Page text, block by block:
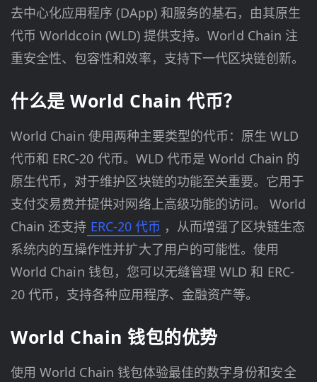
去中心化应用程序 (DApp) 和服务的基石，由其原生
代币 Worldcoin (WLD) 提供支持。World Chain 注
重安全性、包容性和效率，支持下一代区块链创新。
什么是 World Chain 代币？
World Chain 使用两种主要类型的代币：原生 WLD
代币和 ERC-20 代币。WLD 代币是 World Chain 的
原生代币，对于维护区块链的功能至关重要。它用于
支付交易费并提供对网络上高级功能的访问。 World
Chain 还支持 ERC-20 代币 ，从而增强了区块链生态
系统内的互操作性并扩大了用户的可能性。使用
World Chain 钱包，您可以无缝管理 WLD 和 ERC-
20 代币，支持各种应用程序、金融资产等。
World Chain 钱包的优势
使用 World Chain 钱包体验最佳的数字身份和安全